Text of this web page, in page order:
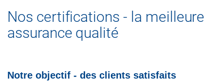
Nos certifications - la meilleure
assurance qualité
Notre objectif - des clients satisfaits